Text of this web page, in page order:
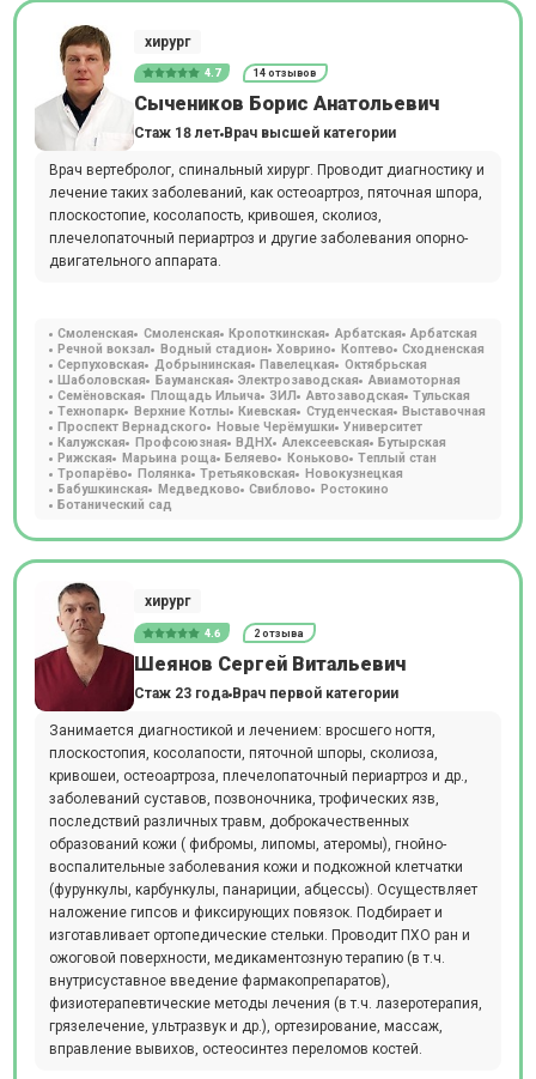
хирург
4.7 14 отзывов
Сычеников Борис Анатольевич
Стаж 18 лет Врач высшей категории
Врач вертебролог, спинальный хирург. Проводит диагностику и
лечение таких заболеваний, как остеоартроз, пяточная шпора,
плоскостопие, косолапость, кривошея, сколиоз,
плечелопаточный периартроз и другие заболевания опорно-
двигательного аппарата.
Смоленская Смоленская Кропоткинская Арбатская
Арбатская
Речной вокзал
Водный стадион Ховрино Коптево
Сходненская
Серпуховская
Добрынинская Павелецкая
Октябрьская
Шаболовская
Бауманская Электрозаводская
Авиамоторная
Семёновская
Площадь Ильича ЗИЛ Автозаводская
Тульская
Технопарк
Верхние Котлы Киевская Студенческая
Выставочная
Проспект Вернадского
Новые Черёмушки
Университет
Калужская
Профсоюзная ВДНХ Алексеевская
Бутырская
Рижская
Марьина роща Беляево Коньково
Теплый стан
Тропарёво
Полянка Третьяковская
Новокузнецкая
Бабушкинская
Медведково Свиблово
Ростокино
Ботанический сад
хирург
4.6 2 отзыва
Шеянов Сергей Витальевич
Стаж 23 года Врач первой категории
Занимается диагностикой и лечением: вросшего ногтя,
плоскостопия, косолапости, пяточной шпоры, сколиоза,
кривошеи, остеоартроза, плечелопаточный периартроз и др.,
заболеваний суставов, позвоночника, трофических язв,
последствий различных травм, доброкачественных
образований кожи ( фибромы, липомы, атеромы), гнойно-
воспалительные заболевания кожи и подкожной клетчатки
(фурункулы, карбункулы, панариции, абцессы). Осуществляет
наложение гипсов и фиксирующих повязок. Подбирает и
изготавливает ортопедические стельки. Проводит ПХО ран и
ожоговой поверхности, медикаментозную терапию (в т.ч.
внутрисуставное введение фармакопрепаратов),
физиотерапевтические методы лечения (в т.ч. лазеротерапия,
грязелечение, ультразвук и др.), ортезирование, массаж,
вправление вывихов, остеосинтез переломов костей.